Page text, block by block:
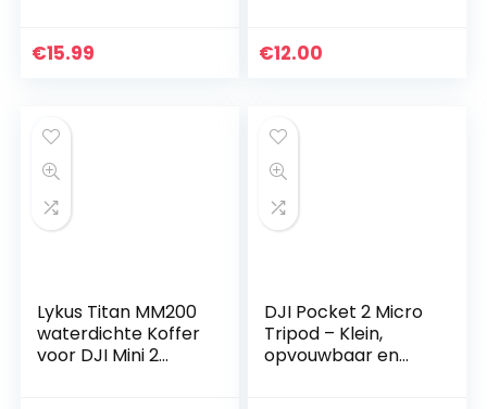
voor drone
€15.99
Verkocht in paren,
€12.00
Lykus Titan MM200
waterdichte Koffer
voor DJI Mini 2
DJI Pocket 2 Micro
Tripod – Klein,
opvouwbaar en